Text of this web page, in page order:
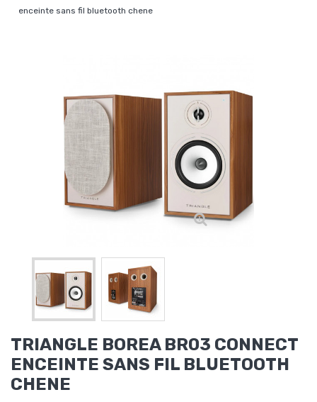
enceinte sans fil bluetooth chene
TRIANGLE BOREA BR03 CONNECT
ENCEINTE SANS FIL BLUETOOTH
CHENE